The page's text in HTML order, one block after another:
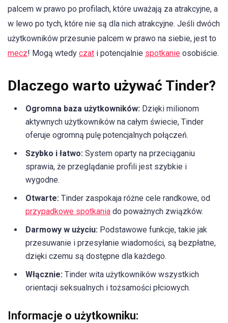
palcem w prawo po profilach, które uważają za atrakcyjne, a
w lewo po tych, które nie są dla nich atrakcyjne. Jeśli dwóch
użytkowników przesunie palcem w prawo na siebie, jest to
mecz! Mogą wtedy czat i potencjalnie spotkanie osobiście.
Dlaczego warto używać Tinder?
Ogromna baza użytkowników: Dzięki milionom
aktywnych użytkowników na całym świecie, Tinder
oferuje ogromną pulę potencjalnych połączeń.
Szybko i łatwo: System oparty na przeciąganiu
sprawia, że przeglądanie profili jest szybkie i
wygodne.
Otwarte: Tinder zaspokaja różne cele randkowe, od
przypadkowe spotkania do poważnych związków.
Darmowy w użyciu: Podstawowe funkcje, takie jak
przesuwanie i przesyłanie wiadomości, są bezpłatne,
dzięki czemu są dostępne dla każdego.
Włącznie: Tinder wita użytkowników wszystkich
orientacji seksualnych i tożsamości płciowych.
Informacje o użytkowniku: